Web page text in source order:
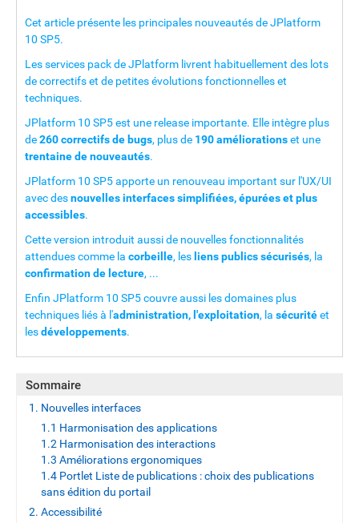
Cet article présente les principales nouveautés de JPlatform
10 SP5.
Les services pack de JPlatform livrent habituellement des lots
de correctifs et de petites évolutions fonctionnelles et
techniques.
JPlatform 10 SP5 est une release importante. Elle intègre plus
de260 correctifs de bugs, plus de 190 améliorationset une
trentaine de nouveautés.
JPlatform 10 SP5 apporte un renouveau important sur l'UX/UI
avec desnouvelles interfaces simplifiées, épurées et plus
accessibles.
Cette version introduit aussi de nouvelles fonctionnalités
attendues comme la corbeille, les liens publics sécurisés, la
confirmation de lecture, ...
Enfin JPlatform 10 SP5 couvre aussi les domaines plus
techniques liés à l'administration, l'exploitation, la sécuritéet
lesdéveloppements.
Sommaire
1. Nouvelles interfaces
1.1 Harmonisation des applications
1.2 Harmonisation des interactions
1.3 Améliorations ergonomiques
1.4 Portlet Liste de publications : choix des publications
sans édition du portail
2. Accessibilité